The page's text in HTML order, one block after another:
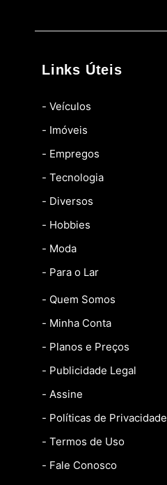
Links Úteis
- Veículos
- Imóveis
- Empregos
- Tecnologia
- Diversos
- Hobbies
- Moda
- Para o Lar
- Quem Somos
- Minha Conta
- Planos e Preços
- Publicidade Legal
- Assine
- Políticas de Privacidade
- Termos de Uso
- Fale Conosco